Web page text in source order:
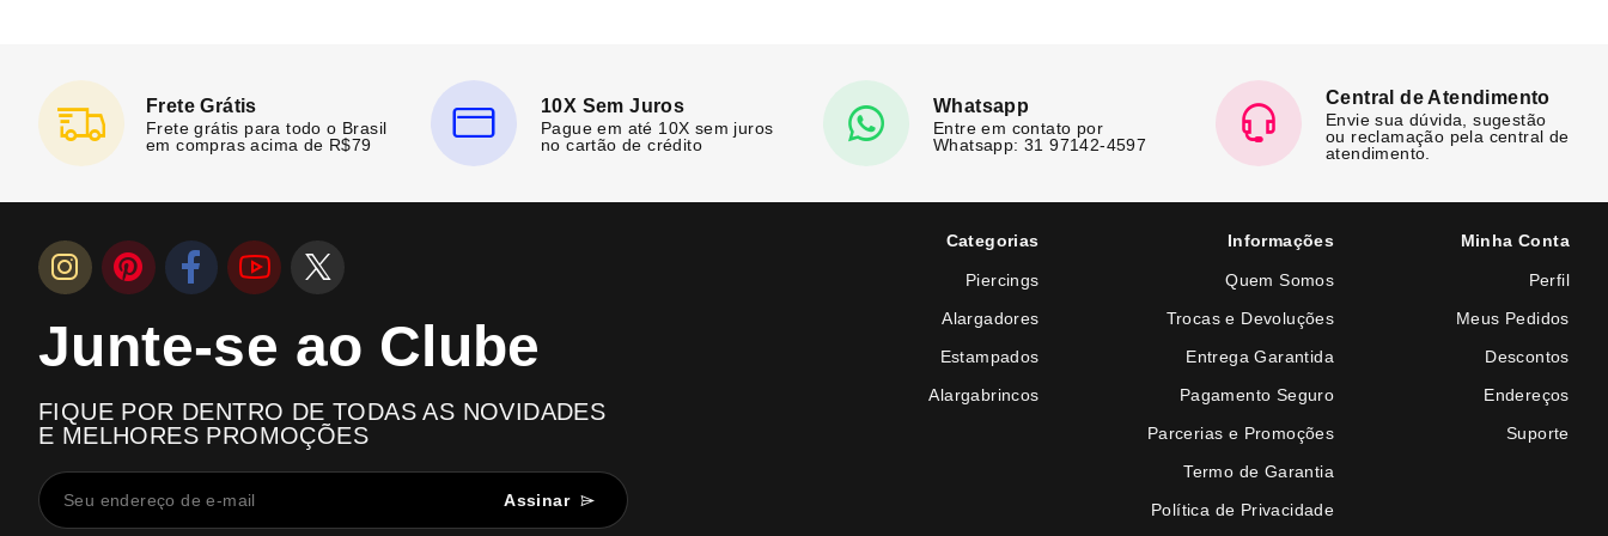
Frete Grátis
Frete grátis para todo o Brasil
em compras acima de R$79
10X Sem Juros
Pague em até 10X sem juros
no cartão de crédito
Whatsapp
Entre em contato por
Whatsapp: 31 97142-4597
Central de Atendimento
Envie sua dúvida, sugestão
ou reclamação pela central de
atendimento.
Junte-se ao Clube
FIQUE POR DENTRO DE TODAS AS NOVIDADES
E MELHORES PROMOÇÕES
Assinar
Categorias
Piercings
Alargadores
Estampados
Alargabrincos
Informações
Quem Somos
Trocas e Devoluções
Entrega Garantida
Pagamento Seguro
Parcerias e Promoções
Termo de Garantia
Política de Privacidade
Minha Conta
Perfil
Meus Pedidos
Descontos
Endereços
Suporte